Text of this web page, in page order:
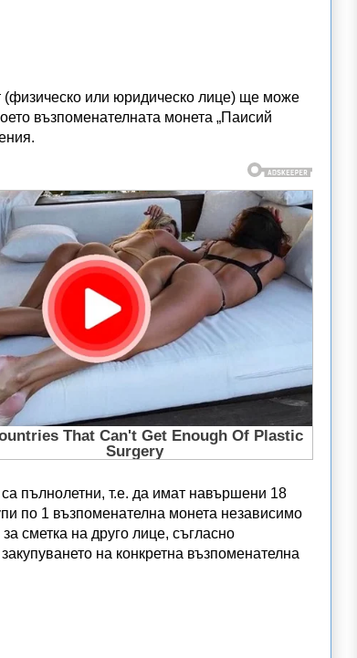
(физическо или юридическо лице) ще може
възпоменателната монета „Паисий
пълнолетни, т.е. да имат навършени 18
по 1 възпоменателна монета независимо
сметка на друго лице, съгласно
на конкретна възпоменателна